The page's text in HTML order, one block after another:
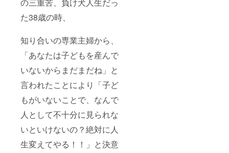
の三重苦、負け犬人生だっ
た38歳の時、
知り合いの専業主婦から、
「あなたは子どもを産んで
いないからまだまだね」と
言われたことにより「子ど
もがいないことで、なんで
人として不十分に見られな
いといけないの？絶対に人
生変えてやる！！」と決意